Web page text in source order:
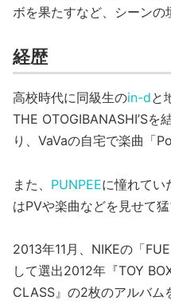
ボを果たすなど、シーンの
経歴
高校時代に同級生のin-dと
THE OTOGIBANASHI’Sを
り、VaVaの自宅で楽曲「
また、 PUNPEEに憧れてい
はPVや楽曲などを見せて猛
2013年11月、NIKEの「
して選出2012年『TOY
CLASS』の2枚のアルバム